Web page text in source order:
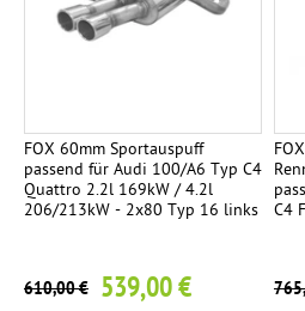
FOX 60mm Sportauspuff
passend für Audi 100/A6 Typ C4
Quattro 2.2l 169kW / 4.2l
206/213kW - 2x80 Typ 16 links
610,00 € 539,00 €
C4